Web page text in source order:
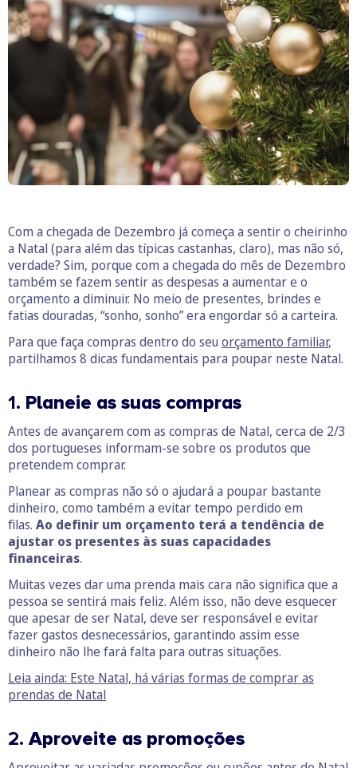
Com a chegada de Dezembro já começa a sentir o cheirinho
a Natal (para além das típicas castanhas, claro), mas não só,
verdade? Sim, porque com a chegada do mês de Dezembro
também se fazem sentir as despesas a aumentar e o
orçamento a diminuir. No meio de presentes, brindes e
fatias douradas, “sonho, sonho” era engordar só a carteira.
Para que faça compras dentro do seu orçamento familiar,
partilhamos 8 dicas fundamentais para poupar neste Natal.
1. Planeie as suas compras
Antes de avançarem com as compras de Natal, cerca de 2/3
dos portugueses informam-se sobre os produtos que
pretendem comprar.
Planear as compras não só o ajudará a poupar bastante
dinheiro, como também a evitar tempo perdido em
filas. Ao definir um orçamento terá a tendência de
ajustar os presentes às suas capacidades
financeiras.
Muitas vezes dar uma prenda mais cara não significa que a
pessoa se sentirá mais feliz. Além isso, não deve esquecer
que apesar de ser Natal, deve ser responsável e evitar
fazer gastos desnecessários, garantindo assim esse
dinheiro não lhe fará falta para outras situações.
Leia ainda: Este Natal, há várias formas de comprar as
prendas de Natal
2. Aproveite as promoções